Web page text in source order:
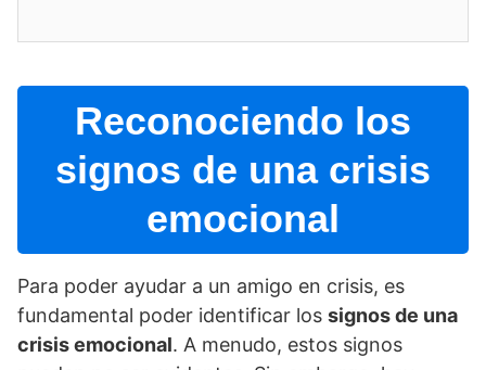
Reconociendo los
signos de una crisis
emocional
Para poder ayudar a un amigo en crisis, es
fundamental poder identificar los signos de una
crisis emocional. A menudo, estos signos